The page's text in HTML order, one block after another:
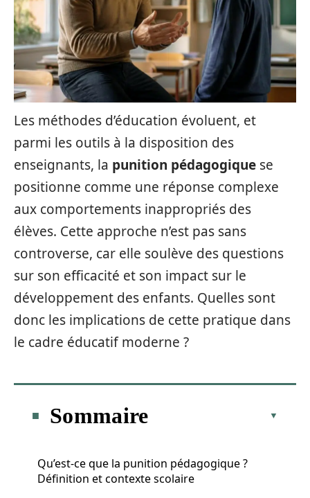
Les méthodes d’éducation évoluent, et
parmi les outils à la disposition des
enseignants, la punition pédagogique se
positionne comme une réponse complexe
aux comportements inappropriés des
élèves. Cette approche n’est pas sans
controverse, car elle soulève des questions
sur son efficacité et son impact sur le
développement des enfants. Quelles sont
donc les implications de cette pratique dans
le cadre éducatif moderne ?
Sommaire
Qu’est-ce que la punition pédagogique ?
Définition et contexte scolaire